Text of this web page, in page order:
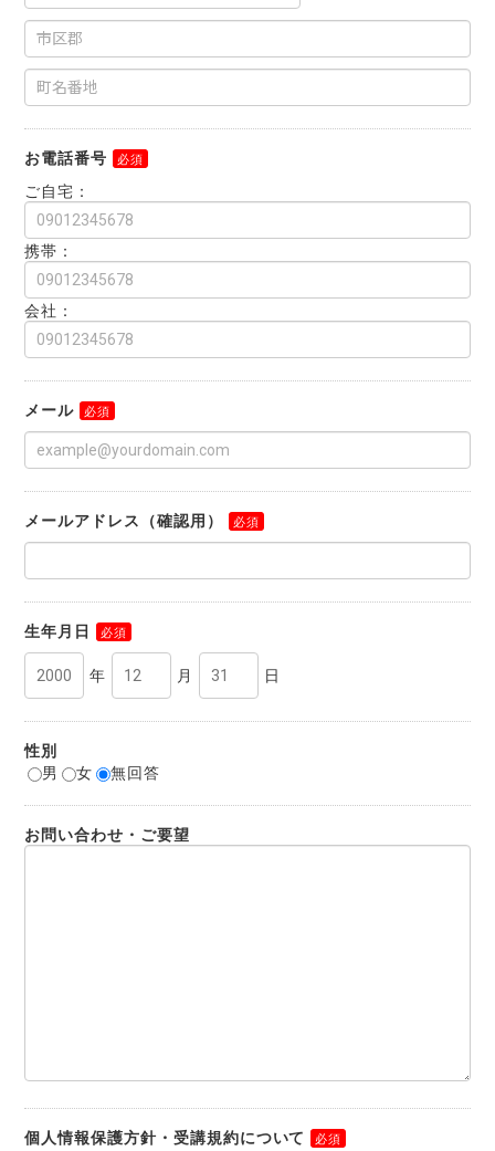
お電話番号
ご自宅：
携帯：
会社：
メール
メールアドレス（確認用）
生年月日
年
月 日
性別
男
女 無回答
お問い合わせ・ご要望
個人情報保護方針・受講規約について